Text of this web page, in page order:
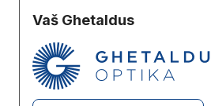
Vaš Ghetaldus